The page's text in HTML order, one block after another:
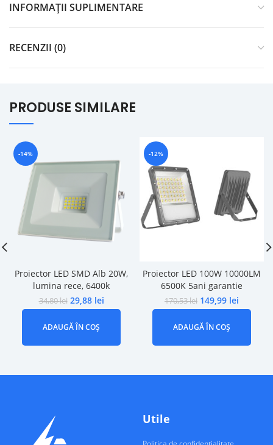
INFORMAȚII SUPLIMENTARE
RECENZII (0)
PRODUSE SIMILARE
-14%
Proiector LED SMD Alb 20W,
lumina rece, 6400k
34,80lei 29,88 lei
ADAUGĂ ÎN COȘ
-12%
Proiector LED 100W 10000LM
6500K 5ani garantie
170,53lei 149,99 lei
ADAUGĂ ÎN COȘ
Utile